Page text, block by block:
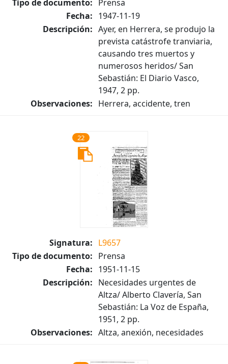
Tipo de documento: Prensa
Fecha: 1947-11-19
Descripción: Ayer, en Herrera, se produjo la
prevista catástrofe tranviaria,
causando tres muertos y
numerosos heridos/ San
Sebastián: El Diario Vasco,
1947, 2 pp.
Observaciones: Herrera, accidente, tren
22
Signatura: L9657
Tipo de documento: Prensa
Fecha: 1951-11-15
Descripción: Necesidades urgentes de
Altza/ Alberto Clavería, San
Sebastián: La Voz de España,
1951, 2 pp.
Observaciones: Altza, anexión, necesidades